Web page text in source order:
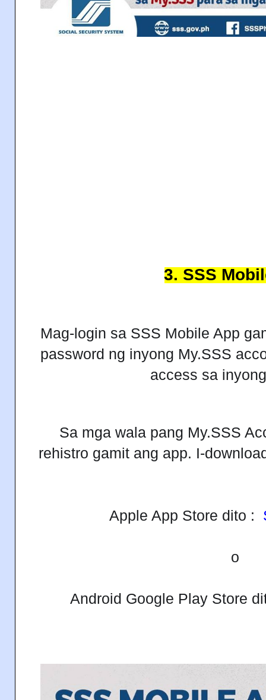
3. SSS
Mag-login sa SSS Mobile App
password ng inyong My.SSS
access sa
Sa mga wala pang My.SSS
rehistro gamit ang app. I-
Apple App Store dito :
o
Android Google Play Store